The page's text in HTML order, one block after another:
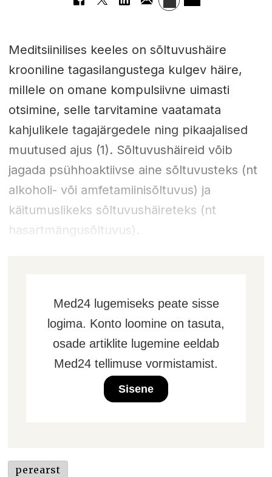
Meditsiinilises keeles on sõltuvushäire
krooniline tagasilangustega kulgev häire,
millele on omane kompulsiivne uimasti
otsimine, selle tarvitamine vaatamata
kahjulikele tagajärgedele ning pikaajalised
muutused ajus (1). Sõltuvushäireid võib
jagada psühhoaktiivse aine sõltuvusteks (nt
alkoholi- või amfetamiinisõltuvus) ja
käitumuslikeks sõltuvushäireteks (nt
hasartmängusõltuvus).
Med24 lugemiseks peate sisse
logima. Konto loomine on tasuta,
osade artiklite lugemine eeldab
Med24 tellimuse vormistamist.
Sisene
perearst